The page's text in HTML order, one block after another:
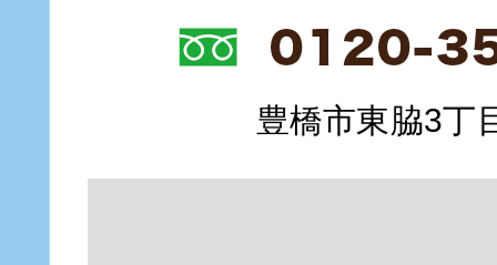
豊橋市東脇3丁